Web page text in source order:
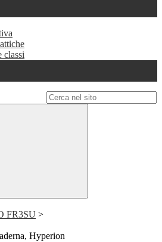
classi
FR3SU >
Hyperion